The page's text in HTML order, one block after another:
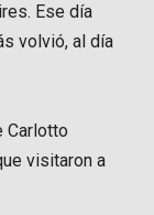
Ese día
volvió, al día
Carlotto
visitaron a